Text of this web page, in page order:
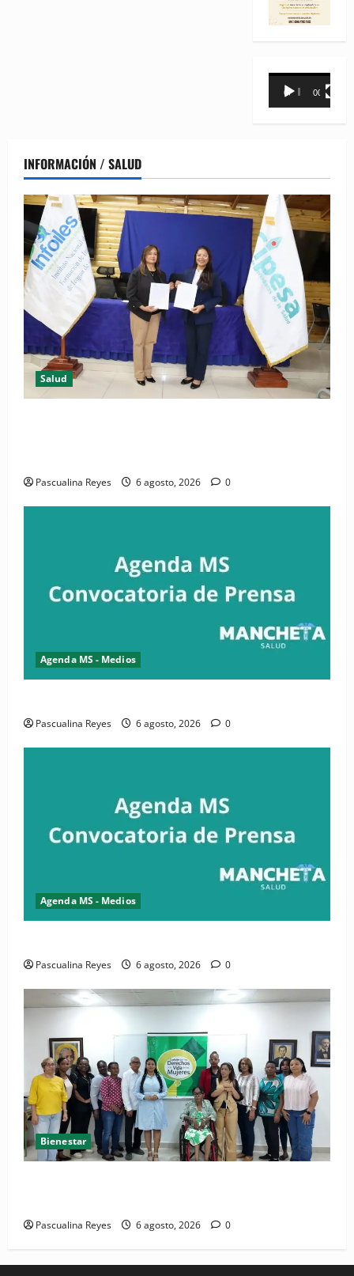
Reproductor
00:00 00:31
INFORMACIÓN / SALUD
Salud
Pascualina Reyes 6 agosto, 2026 0
Agenda MS - Medios
Pascualina Reyes 6 agosto, 2026 0
Agenda MS - Medios
Pascualina Reyes 6 agosto, 2026 0
Bienestar
Pascualina Reyes 6 agosto, 2026 0